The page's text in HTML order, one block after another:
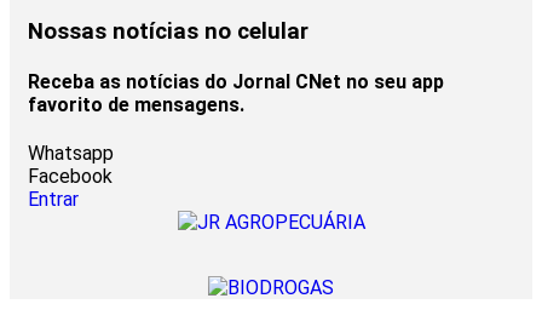
Nossas notícias no celular
Receba as notícias do Jornal CNet no seu app
favorito de mensagens.
Whatsapp
Facebook
Entrar